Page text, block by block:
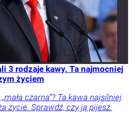
3 rodzaje kawy. Ta najmocniej
życiem
czarna”? Ta kawa najsilniej
życie. Sprawdź, czy ją pijesz.